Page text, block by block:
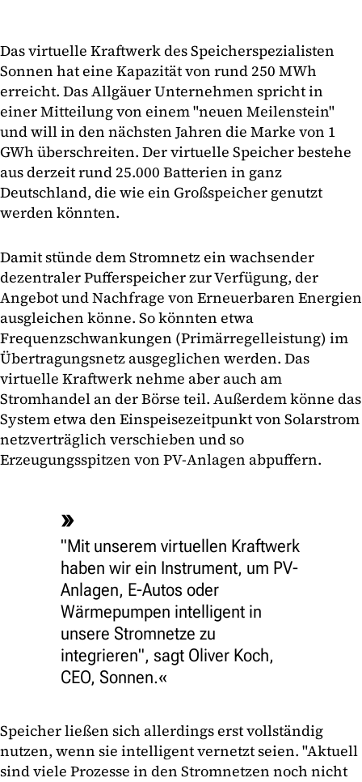
Das virtuelle Kraftwerk des Speicherspezialisten
Sonnen hat eine Kapazität von rund 250 MWh
erreicht. Das Allgäuer Unternehmen spricht in
einer Mitteilung von einem "neuen Meilenstein"
und will in den nächsten Jahren die Marke von 1
GWh überschreiten. Der virtuelle Speicher bestehe
aus derzeit rund 25.000 Batterien in ganz
Deutschland, die wie ein Großspeicher genutzt
werden könnten.
Damit stünde dem Stromnetz ein wachsender
dezentraler Pufferspeicher zur Verfügung, der
Angebot und Nachfrage von Erneuerbaren Energien
ausgleichen könne. So könnten etwa
Frequenzschwankungen (Primärregelleistung) im
Übertragungsnetz ausgeglichen werden. Das
virtuelle Kraftwerk nehme aber auch am
Stromhandel an der Börse teil. Außerdem könne das
System etwa den Einspeisezeitpunkt von Solarstrom
netzverträglich verschieben und so
Erzeugungsspitzen von PV-Anlagen abpuffern.
"Mit unserem virtuellen Kraftwerk
haben wir ein Instrument, um PV-
Anlagen, E-Autos oder
Wärmepumpen intelligent in
unsere Stromnetze zu
integrieren", sagt Oliver Koch,
CEO, Sonnen.
Speicher ließen sich allerdings erst vollständig
nutzen, wenn sie intelligent vernetzt seien. "Aktuell
sind viele Prozesse in den Stromnetzen noch nicht